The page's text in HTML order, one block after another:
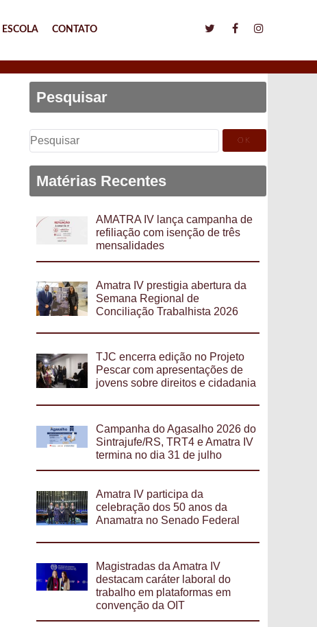
ESCOLA CONTATO
Pesquisar
Pesquisar
por:
Matérias Recentes
AMATRA IV lança campanha de
refiliação com isenção de três
mensalidades
Amatra IV prestigia abertura da
Semana Regional de
Conciliação Trabalhista 2026
TJC encerra edição no Projeto
Pescar com apresentações de
jovens sobre direitos e cidadania
Campanha do Agasalho 2026 do
Sintrajufe/RS, TRT4 e Amatra IV
termina no dia 31 de julho
Amatra IV participa da
celebração dos 50 anos da
Anamatra no Senado Federal
Magistradas da Amatra IV
destacam caráter laboral do
trabalho em plataformas em
convenção da OIT